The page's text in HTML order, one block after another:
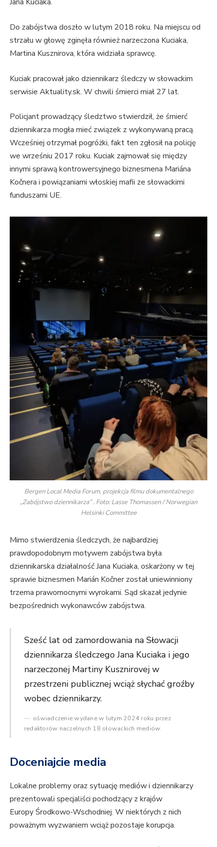
Do zabójstwa doszło w lutym 2018 roku. Na miejscu od
strzału w głowę zginęła również narzeczona Kuciaka,
Martina Kusznirova, która widziała sprawcę.
Kuciak pracował jako dziennikarz śledczy w słowackim
serwisie Aktuality.sk. W chwili śmierci miał 27 lat.
Policjant prowadzący śledztwo stwierdził, że śmierć
dziennikarza mogła mieć związek z wykonywaną pracą.
Wcześniej otrzymał pogróżki, fakt ten zgłosił na policję
we wrześniu 2017 roku. Kuciak zajmował się między
innymi sprawą kontrowersyjnego biznesmena Mariána
Kočnera i powiązaniami włoskiej mafii ze słowackimi
funduszami UE.
Bergen Local Media Forum, projekcja filmu dokumentalnego
„Zabójstwo dziennikarza” . Foto: Lasse Thomassen / Norwegian
Helsinki Committee
Mimo stwierdzenia śledczych, że najbardziej
prawdopodobnym motywem zabójstwa była
dziennikarska działalność Jana Kuciaka, oskarżony w tej
sprawie biznesmen Marián Kočner został uniewinniony
trzema prawomocnymi wyrokami. Sąd skazał jedynie
bezpośrednich wykonawców zabójstwa.
Sześć lat od zamordowania na Słowacji
dziennikarza śledczego Jana Kuciaka i jego
narzeczonej Martiny Kusznirovej w
przestrzeni publicznej wciąż słychać groźby
wobec dziennikarzy.
oświadczenie wydane w lutym 2024 roku przez
redaktorów naczelnych 18 słowackich mediów.
Doceniajcie media
Lokalne problemy oraz sytuację mediów i dziennikarzy
prezentowali specjaliści pochodzący z krajów
Europy Środkowo-Wschodniej. W niektórych z nich
poważnym wyzwaniem wciąż pozostaje korupcja.